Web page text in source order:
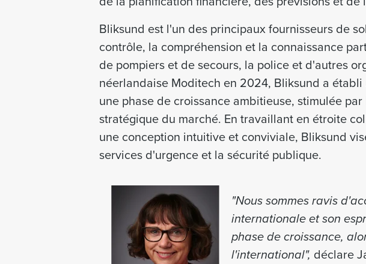
Bliksund est l'un des principaux fournisseurs de
contrôle, la compréhension et la connaissance
de pompiers et de secours, la police et d'autres
néerlandaise Moditech en 2024, Bliksund a
une phase de croissance ambitieuse, stimulée
stratégique du marché. En travaillant en étroite
une conception intuitive et conviviale, Bliksund
services d'urgence et la sécurité publique.
"Nous sommes ravis
internationale et son
phase de croissance,
l'international", déclare